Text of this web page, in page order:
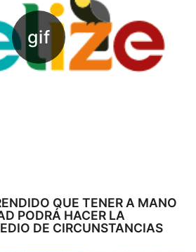
QUE TENER A MANO
PODRÁ HACER LA
DE CIRCUNSTANCIAS